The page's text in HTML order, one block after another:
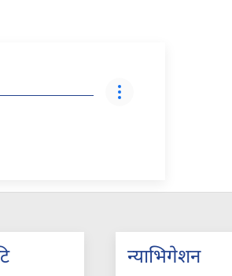
न्याभिगेशन